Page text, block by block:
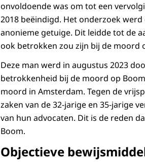
onvoldoende was om tot een
2018 beëindigd. Het onderzoek
anonieme getuige. Dit leidde tot de
ook betrokken zou zijn bij de moord
Deze man werd in augustus 2023
betrokkenheid bij de moord op
moord in Amsterdam. Tegen de
zaken van de 32-jarige en 35-jarige
van hun advocaten. Dit is de reden
Boom.
Objectieve